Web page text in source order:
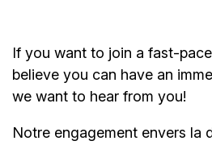
If you want to join a fast-
believe you can have an
we want to hear from you!
Notre engagement envers la